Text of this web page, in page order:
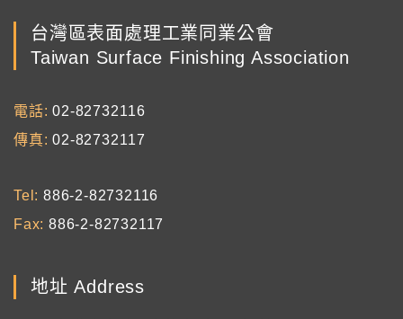
台灣區表面處理工業同業公會
Taiwan Surface Finishing Association
電話
02-82732116
傳真
02-82732117
Tel
886-2-82732116
Fax 886-2-82732117
地址 Address